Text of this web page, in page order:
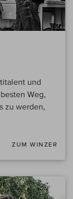
und
Weg,
zu werden,
ZUM WINZER